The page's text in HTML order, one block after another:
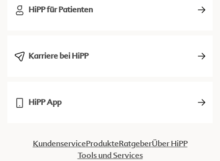
HiPP für Patienten
Karriere bei HiPP
HiPP App
KundenserviceProdukteRatgeberÜber HiPP
Tools und Services